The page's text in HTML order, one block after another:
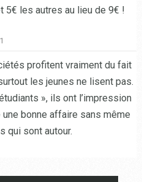
5€ les autres au lieu de 9€ !
profitent vraiment du fait
les jeunes ne lisent pas.
», ils ont l’impression
bonne affaire sans même
qui sont autour.